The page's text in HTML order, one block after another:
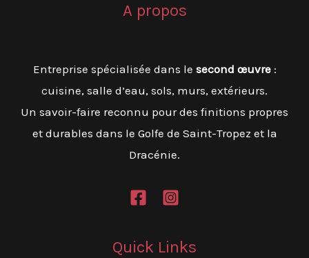
quotidien
serein
A propos
Entreprise spécialisée dans le second œuvre:
cuisine, salle d’eau, sols, murs, extérieurs.
Un savoir-faire reconnu pour des finitions propres
et durables dans le Golfe de Saint-Tropez et la
Dracénie.
Quick Links